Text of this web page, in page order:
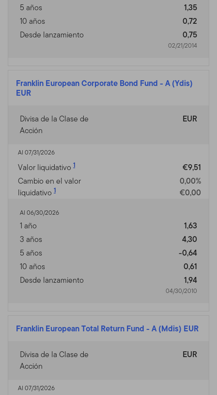
5 años
1,35
10 años
0,72
Desde lanzamiento
0,75
02/21/2014
Franklin European Corporate Bond Fund - A (Ydis)
EUR
Divisa de la Clase de
Acción
EUR
Al 07/31/2026
Valor liquidativo 1
€9,51
Cambio en el valor
liquidativo 1
0,00%
€0,00
Al 06/30/2026
1 año
1,63
3 años
4,30
5 años
-0,64
10 años
0,61
Desde lanzamiento
1,94
04/30/2010
Franklin European Total Return Fund - A (Mdis) EUR
Divisa de la Clase de
Acción
EUR
Al 07/31/2026